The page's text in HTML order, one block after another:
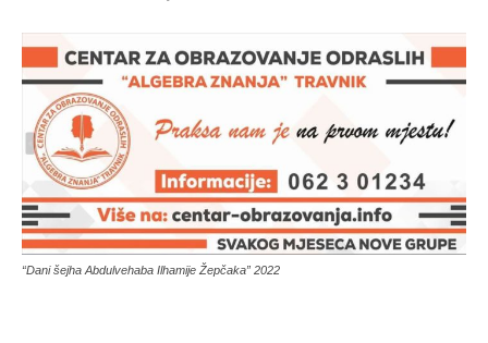
“Dani šejha Abdulvehaba Ilhamije Žepčaka” 2022